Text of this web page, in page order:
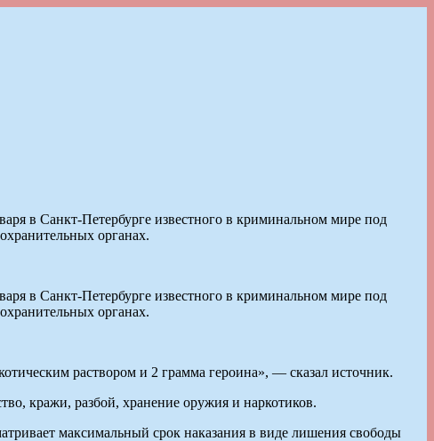
в Санкт-Петербурге известного в криминальном мире под
органах.
в Санкт-Петербурге известного в криминальном мире под
органах.
раствором и 2 грамма героина», — сказал источник.
кражи, разбой, хранение оружия и наркотиков.
максимальный срок наказания в виде лишения свободы